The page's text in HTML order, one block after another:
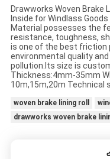
Drawworks Woven Brake
Inside for Windlass
Material possesses the
resistance, toughness,
is one of the best friction
environmental quality
pollution.Its size is
Thickness:4mm-35mm
10m,15m,20m Technical
woven brake lining roll
drawworks woven brake